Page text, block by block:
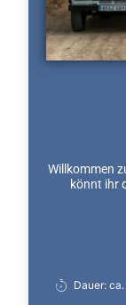
Willkommen
könnt ihr
Dauer: